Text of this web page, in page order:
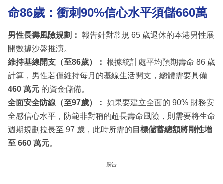
命86歲：衝刺90%信心水平須儲660萬
男性長壽風險規劃： 報告針對常規 65 歲退休的本港男性展
開數據沙盤推演。
維持基線開支（至86歲）： 根據統計處平均預期壽命 86 歲
計算，男性若僅維持每月的基線生活開支，總體需要具備
460 萬元 的資金儲備。
全面安全防線（至97歲）： 如果要建立全面的 90% 財務安
全感信心水平，防範非對稱的超長壽命風險，則需要將生命
週期規劃拉長至 97 歲，此時所需的 目標儲蓄總額將剛性增
至 660 萬元。
廣告